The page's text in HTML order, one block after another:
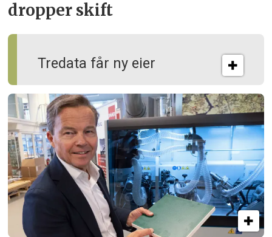
Tredata får ny eier
dropper skift